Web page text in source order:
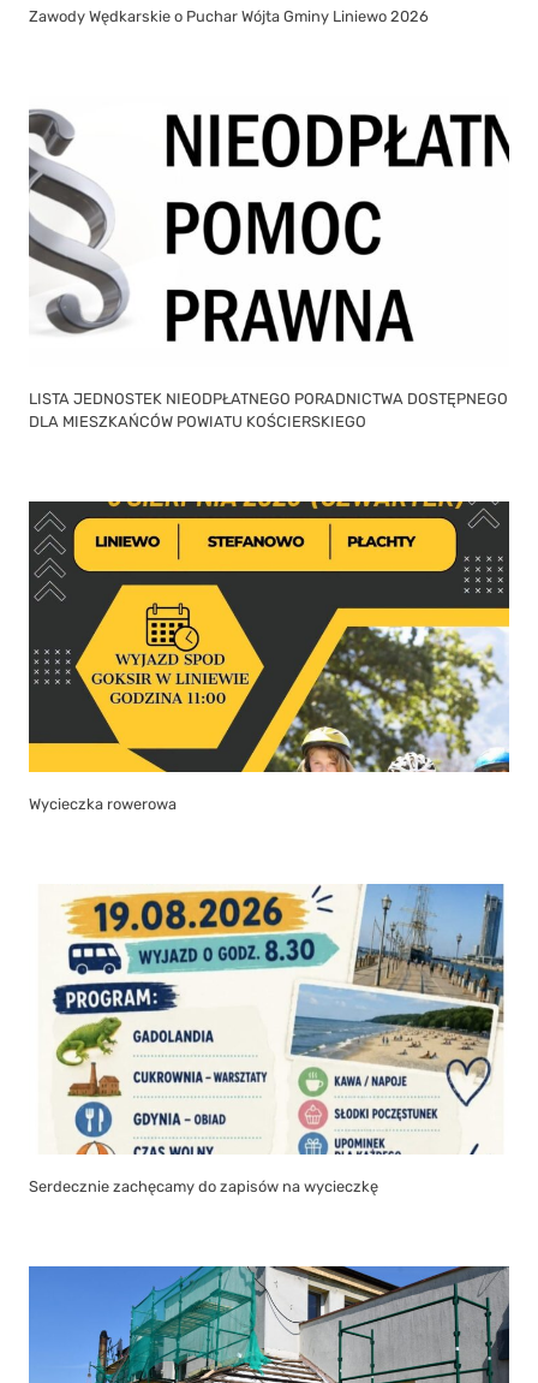
Zawody Wędkarskie o Puchar Wójta Gminy Liniewo 2026
LISTA JEDNOSTEK NIEODPŁATNEGO PORADNICTWA DOSTĘPNEGO
DLA MIESZKAŃCÓW POWIATU KOŚCIERSKIEGO
Wycieczka rowerowa
Serdecznie zachęcamy do zapisów na wycieczkę